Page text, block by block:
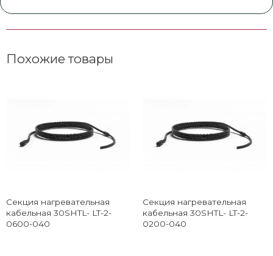
Похожие товары
Секция нагревательная
кабельная 30SHTL- LT-2-
0600-040
Секция нагревательная
кабельная 30SHTL- LT-2-
0200-040